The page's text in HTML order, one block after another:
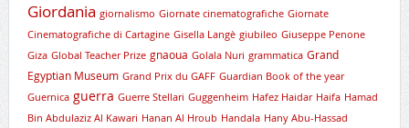
Giordania giornalismo Giornate cinematografiche Giornate
Cinematografiche di Cartagine Gisella Langè giubileo Giuseppe Penone
Giza Global Teacher Prize gnaoua Golala Nuri grammatica Grand
Egyptian Museum Grand Prix du GAFF Guardian Book of the year
Guernica guerra Guerre Stellari Guggenheim Hafez Haidar Haifa Hamad
Bin Abdulaziz Al Kawari Hanan Al Hroub Handala Hany Abu-Hassad